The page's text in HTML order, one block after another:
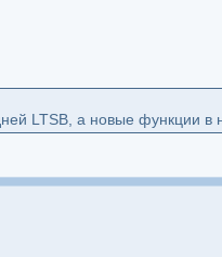
LTSB, а новые функции в